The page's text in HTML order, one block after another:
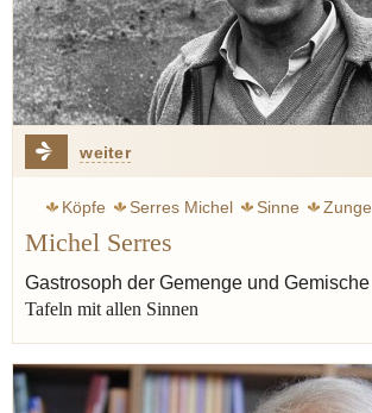
weiter
Köpfe Serres Michel Sinne Zunge
Michel Serres
Gastrosoph der Gemenge und Gemische
Tafeln mit allen Sinnen